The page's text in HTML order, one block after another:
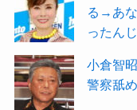
る→あ
ったん
小倉智
警察舐